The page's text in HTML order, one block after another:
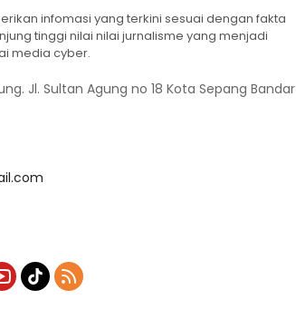
infomasi yang terkini sesuai dengan fakta
tinggi nilai nilai jurnalisme yang menjadi
media cyber.
Jl. Sultan Agung no 18 Kota Sepang Bandar